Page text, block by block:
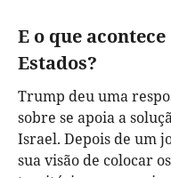
E o que
Estados?
Trump deu uma
sobre se apoia a
Israel. Depois de um
sua visão de colocar